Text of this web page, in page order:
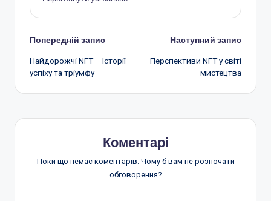
Навігація
по
запису
Попередній запис
Найдорожчі NFT – Історії
успіху та тріумфу
Наступний запис
Перспективи NFT у світі
мистецтва
Коментарі
Поки що немає коментарів. Чому б вам не розпочати
обговорення?